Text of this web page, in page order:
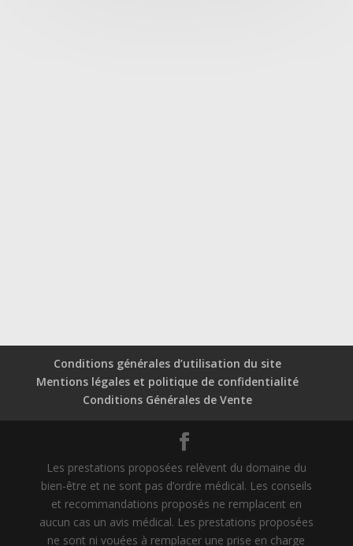
Conditions générales d’utilisation du site
Mentions légales et politique de confidentialité
Conditions Générales de Vente
Les prestations proposées relèvent du domaine du
bien-être et ne sont pas d’ordre médical. Les conseils
et recommandations proposés ne remplacent en
aucun cas un avis médical. Les prestations proposées
ne sont ni vouées à remplacer une prise en charge